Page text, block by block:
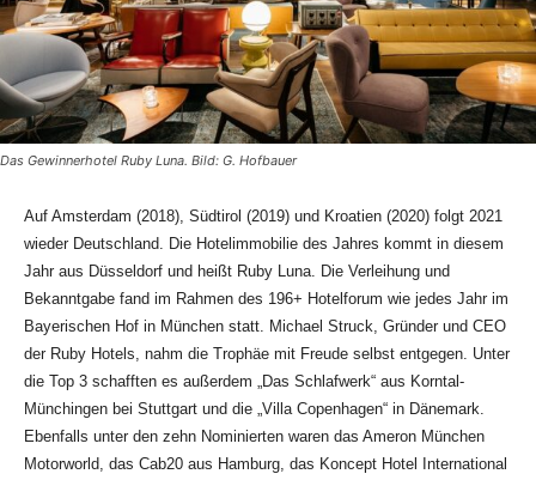
Das Gewinnerhotel Ruby Luna. Bild: G. Hofbauer
Auf Amsterdam (2018), Südtirol (2019) und Kroatien (2020) folgt 2021
wieder Deutschland. Die Hotelimmobilie des Jahres kommt in diesem
Jahr aus Düsseldorf und heißt Ruby Luna. Die Verleihung und
Bekanntgabe fand im Rahmen des 196+ Hotelforum wie jedes Jahr im
Bayerischen Hof in München statt. Michael Struck, Gründer und CEO
der Ruby Hotels, nahm die Trophäe mit Freude selbst entgegen. Unter
die Top 3 schafften es außerdem „Das Schlafwerk“ aus Korntal-
Münchingen bei Stuttgart und die „Villa Copenhagen“ in Dänemark.
Ebenfalls unter den zehn Nominierten waren das Ameron München
Motorworld, das Cab20 aus Hamburg, das Koncept Hotel International